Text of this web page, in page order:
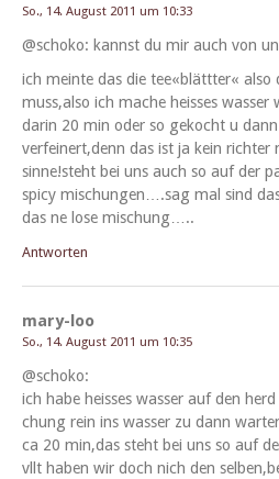
So., 14. August 2011 um 10:33
@schoko: kannst du mir auch von
ich meinte das die tee«blättter« also
muss,also ich mache heiss­es
darin 20 min oder so gekocht u
verfeinert,denn das ist ja kein richter
sinne!steht bei uns auch so auf der
spicy mischungen….sag mal sind
das ne lose mischung…..
Antworten
mary-loo
So., 14. August 2011 um 10:35
@schoko:
ich habe heiss­es wass­er auf den
chung rein ins wass­er zu dann
ca 20 min,das ste­ht bei uns so auf
vllt haben wir doch nich den